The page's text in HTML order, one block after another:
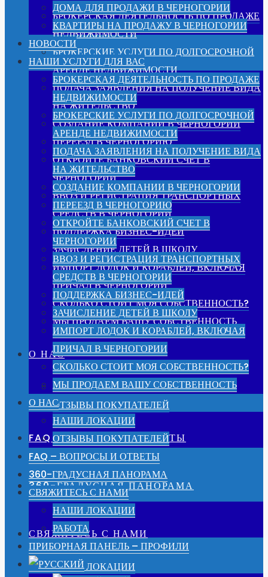
БРОКЕРСКАЯ ДЕЯТЕЛЬНОСТЬ ПО ПРОДАЖЕ
НЕДВИЖИМОСТИ
БРОКЕРСКИЕ УСЛУГИ ПО ДОЛГОСРОЧНОЙ
АРЕНДЕ НЕДВИЖИМОСТИ
ПОДАЧА ЗАЯВЛЕНИЯ НА ПОЛУЧЕНИЕ ВИДА
НА ЖИТЕЛЬСТВО
СОЗДАНИЕ КОМПАНИИ В ЧЕРНОГОРИИ
ПЕРЕЕЗД В ЧЕРНОГОРИЮ
ОТКРОЙТЕ БАНКОВСКИЙ СЧЕТ В
ЧЕРНОГОРИИ
ВВОЗ И РЕГИСТРАЦИЯ ТРАНСПОРТНЫХ
СРЕДСТВ В ЧЕРНОГОРИИ
ПОДДЕРЖКА БИЗНЕС-ИДЕЙ
ЗАЧИСЛЕНИЕ ДЕТЕЙ В ШКОЛУ
ИМПОРТ ЛОДОК И КОРАБЛЕЙ, ВКЛЮЧАЯ
ПРИЧАЛ В ЧЕРНОГОРИИ
СКОЛЬКО СТОИТ МОЯ СОБСТВЕННОСТЬ?
МЫ ПРОДАЕМ ВАШУ СОБСТВЕННОСТЬ
О НАС
НАШИ ЛОКАЦИИ
ОТЗЫВЫ ПОКУПАТЕЛЕЙ
FAQ – ВОПРОСЫ И ОТВЕТЫ
360-ГРАДУСНАЯ ПАНОРАМА
СВЯЖИТЕСЬ С НАМИ
НАШИ ЛОКАЦИИ
ДОМА ДЛЯ ПРОДАЖИ В ЧЕРНОГОРИИ
КВАРТИРЫ НА ПРОДАЖУ В ЧЕРНОГОРИИ
НОВОСТИ
НАШИ УСЛУГИ ДЛЯ ВАС
БРОКЕРСКАЯ ДЕЯТЕЛЬНОСТЬ ПО ПРОДАЖЕ
НЕДВИЖИМОСТИ
БРОКЕРСКИЕ УСЛУГИ ПО ДОЛГОСРОЧНОЙ
АРЕНДЕ НЕДВИЖИМОСТИ
ПОДАЧА ЗАЯВЛЕНИЯ НА ПОЛУЧЕНИЕ ВИДА
НА ЖИТЕЛЬСТВО
СОЗДАНИЕ КОМПАНИИ В ЧЕРНОГОРИИ
ПЕРЕЕЗД В ЧЕРНОГОРИЮ
ОТКРОЙТЕ БАНКОВСКИЙ СЧЕТ В
ЧЕРНОГОРИИ
ВВОЗ И РЕГИСТРАЦИЯ ТРАНСПОРТНЫХ
СРЕДСТВ В ЧЕРНОГОРИИ
ПОДДЕРЖКА БИЗНЕС-ИДЕЙ
ЗАЧИСЛЕНИЕ ДЕТЕЙ В ШКОЛУ
ИМПОРТ ЛОДОК И КОРАБЛЕЙ, ВКЛЮЧАЯ
ПРИЧАЛ В ЧЕРНОГОРИИ
СКОЛЬКО СТОИТ МОЯ СОБСТВЕННОСТЬ?
МЫ ПРОДАЕМ ВАШУ СОБСТВЕННОСТЬ
О НАС
НАШИ ЛОКАЦИИ
ОТЗЫВЫ ПОКУПАТЕЛЕЙ
FAQ – ВОПРОСЫ И ОТВЕТЫ
360-ГРАДУСНАЯ ПАНОРАМА
СВЯЖИТЕСЬ С НАМИ
НАШИ ЛОКАЦИИ
РАБОТА
ПРИБОРНАЯ ПАНЕЛЬ – ПРОФИЛИ